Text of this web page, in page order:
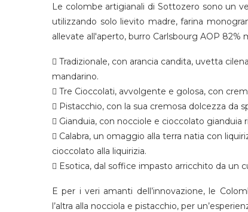
Le colombe artigianali di Sottozero sono un
utilizzando solo lievito madre, farina
allevate all'aperto, burro Carlsbourg AOP 82%
 Tradizionale, con arancia candita, uvetta
mandarino.
 Tre Cioccolati, avvolgente e golosa, con
 Pistacchio, con la sua cremosa dolcezza da
 Gianduia, con nocciole e cioccolato gianduia
 Calabra, un omaggio alla terra natia con
cioccolato alla liquirizia.
 Esotica, dal soffice impasto arricchito da un
E per i veri amanti dell’innovazione, le
l’altra alla nocciola e pistacchio, per